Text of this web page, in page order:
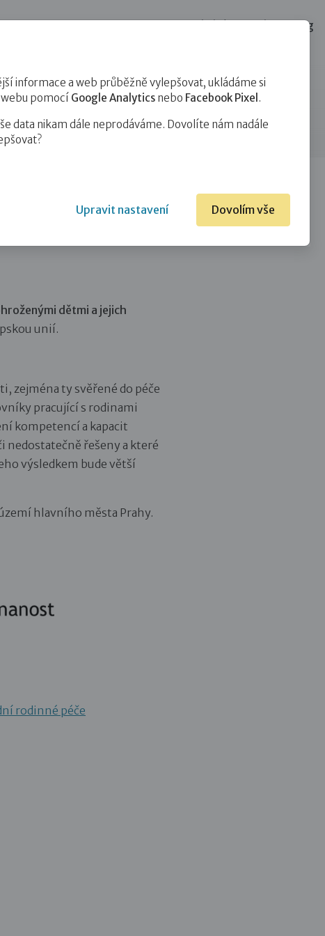
Blog
dětmi a jejich
unií.
zejména ty svěřené do péče
pracující s rodinami
kompetencí a kapacit
nedostatečně řešeny a které
výsledkem bude větší
hlavního města Prahy.
rodinné péče
informace a web průběžně vylepšovat, ukládáme si
pomocí Google Analytics nebo Facebook Pixel .
data nikam dále neprodáváme. Dovolíte nám nadále
Upravit nastavení Dovolím vše